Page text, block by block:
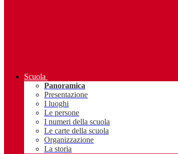
Scuola
Panoramica
Presentazione
I luoghi
Le persone
I numeri della scuola
Le carte della scuola
Organizzazione
La storia